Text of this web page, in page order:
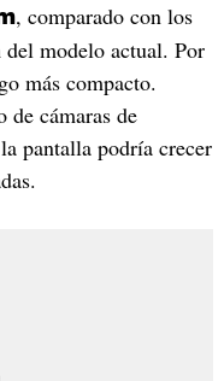
, comparado con los
modelo actual. Por
más compacto.
de cámaras de
pantalla podría crecer